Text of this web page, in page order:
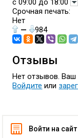
с 09:00 до 18:00
Срочная печать:
Нет
—
984
Отзывы
Нет отзывов.
Войдите или
Войти на сайт